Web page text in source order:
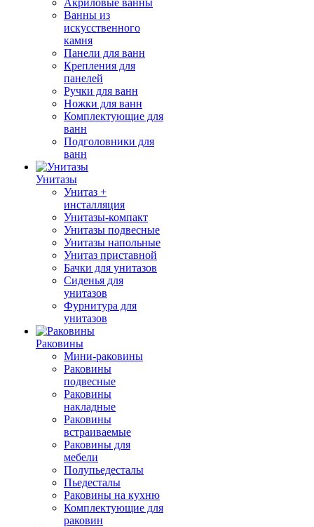
Акриловые ванны
Ванны из
искусственного
камня
Панели для ванн
Крепления для
панелей
Ручки для ванн
Ножки для ванн
Комплектующие для
ванн
Подголовники для
ванн
Унитазы
Унитаз +
инсталляция
Унитазы-компакт
Унитазы подвесные
Унитазы напольные
Унитаз приставной
Бачки для унитазов
Сиденья для
унитазов
Фурнитура для
унитазов
Раковины
Мини-раковины
Раковины
подвесные
Раковины
накладные
Раковины
встраиваемые
Раковины для
мебели
Полупьедесталы
Пьедесталы
Раковины на кухню
Комплектующие для
раковин